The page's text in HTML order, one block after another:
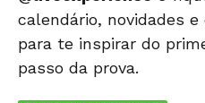
calendário, novidades
para te inspirar do
passo da prova.